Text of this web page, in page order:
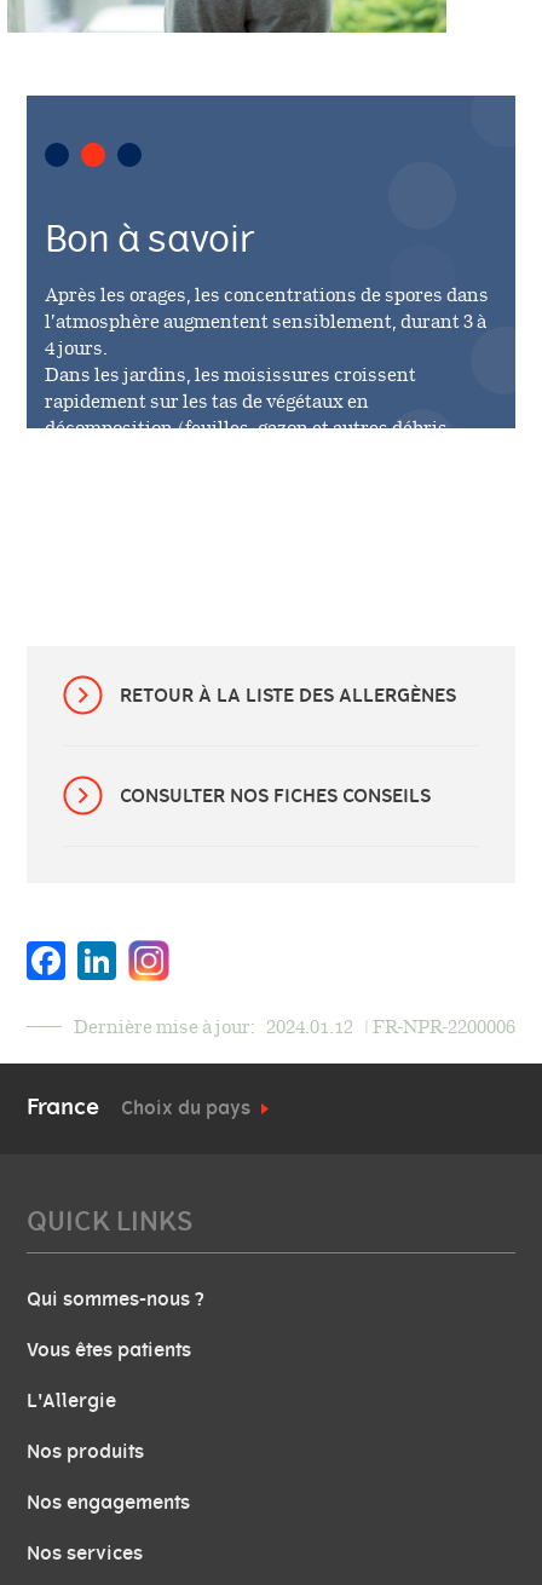
Bon à savoir
Après les orages, les concentrations de spores dans
l’atmosphère augmentent sensiblement, durant 3 à
4 jours.
Dans les jardins, les moisissures croissent
rapidement sur les tas de végétaux en
décomposition (feuilles, gazon et autres débris
RETOUR À LA LISTE DES ALLERGÈNES
CONSULTER NOS FICHES CONSEILS
Facebook
LinkedIn
Dernière mise à jour: 2024.01.12 | FR-NPR-2200006
France Choix du pays
QUICK LINKS
Qui sommes-nous ?
Vous êtes patients
L'Allergie
Nos produits
Nos engagements
Nos services